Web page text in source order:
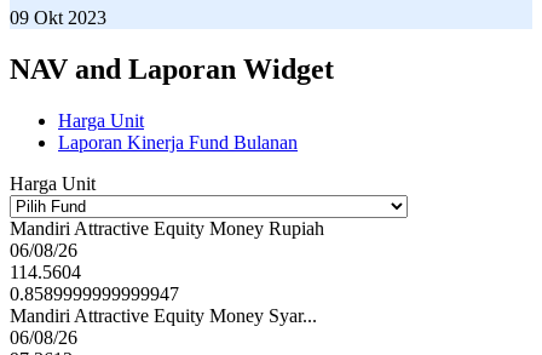
09 Okt 2023
NAV and Laporan Widget
Harga Unit
Laporan Kinerja Fund Bulanan
Harga Unit
Mandiri Attractive Equity Money Rupiah
06/08/26
114.5604
0.8589999999999947
Mandiri Attractive Equity Money Syar...
06/08/26